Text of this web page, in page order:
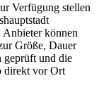
Verfügung stellen
Anbieter können
Größe, Dauer
geprüft und die
direkt vor Ort